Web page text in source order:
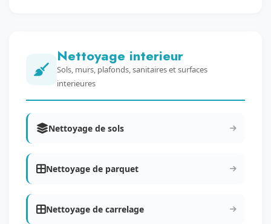
Nettoyage interieur
Sols, murs, plafonds, sanitaires et surfaces
interieures
Nettoyage de sols
Nettoyage de parquet
Nettoyage de carrelage